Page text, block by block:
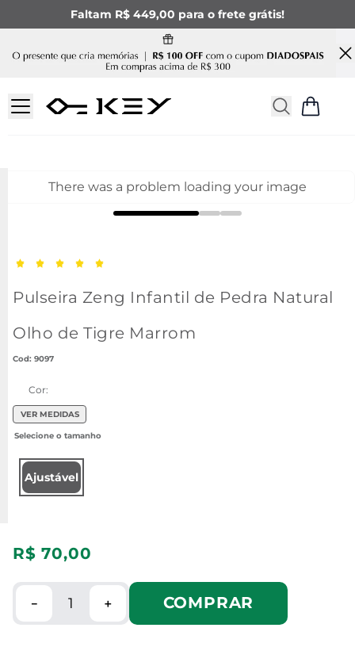
Faltam R$ 449,00 para o frete grátis!
There was a problem loading your image
Pulseira Zeng Infantil de Pedra Natural
Olho de Tigre Marrom
: 9097
Cor:
VER MEDIDAS
Ajustável
R$ 70,00
＋
－ COMPRAR